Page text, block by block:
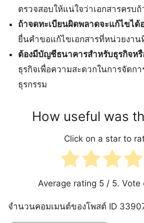
ตรวจสอบให้แน่ใจว่าเอกสารครบ
ถ้าจดทะเบียนผิดพลาดจะแก้ไขได้
ยื่นคำขอแก้ไขเอกสารที่หน่วยงาน
ต้องมีบัญชีธนาคารสำหรับธุรกิจหรื
ธุรกิจเพื่อความสะดวกในการจัดกา
ธุรกรรม
How useful was
Click on a star to
Average rating 5/ 5. Vote
จำนวนคอมเมนต์ของโพสต์ ID